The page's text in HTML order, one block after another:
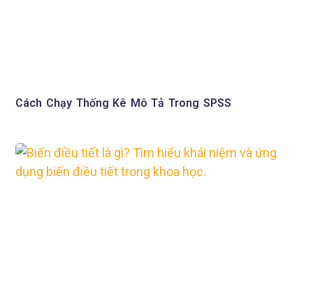
Cách Chạy Thống Kê Mô Tả Trong SPSS